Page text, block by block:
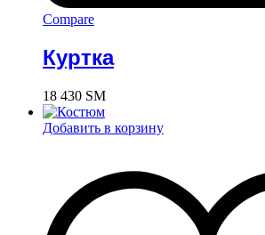
Compare
Куртка
18 430 ЅМ
Добавить в корзину